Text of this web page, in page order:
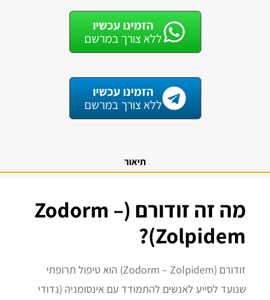
הזמינו עכשיו
ללא צורך במרשם
הזמינו עכשיו
ללא צורך במרשם
תיאור
מה זה זודורם (Zodorm –
Zolpidem)?
זודורם (Zodorm – Zolpidem) הוא טיפול תרופתי
שנועד לסייע לאנשים להתמודד עם אינסומניה (נדודי